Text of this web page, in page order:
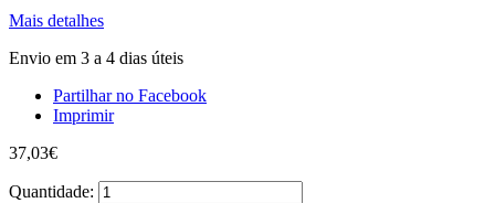
Mais detalhes
Envio em 3 a 4 dias úteis
Partilhar no Facebook
Imprimir
37,03€
Quantidade: